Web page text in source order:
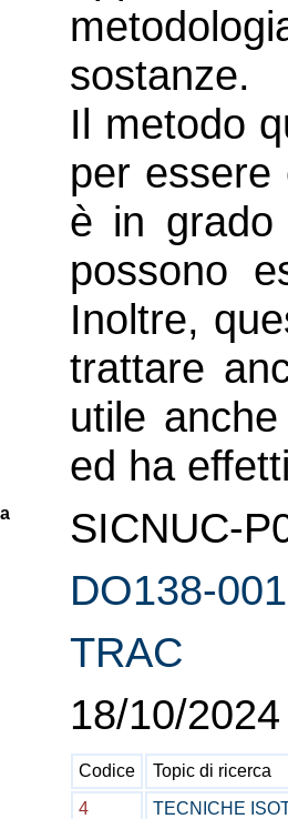
sostanze.
Il metodo
per essere
è in grado
possono
Inoltre,
trattare
utile
ed ha
SICNUC-
DO138-001
TRAC
18/10/2024
Codice
Topic di ricerca
4
TECNICHE